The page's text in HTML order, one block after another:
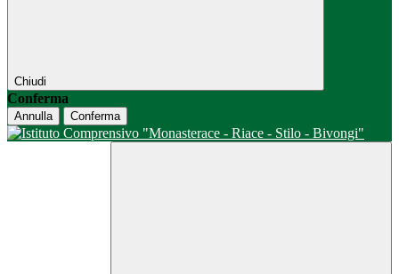
Chiudi
Conferma
Annulla Conferma